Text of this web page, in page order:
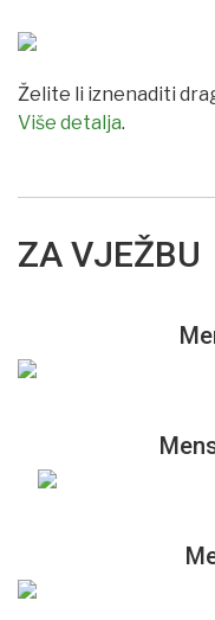
Želite li iznenaditi
Više detalja.
ZA VJEŽBU